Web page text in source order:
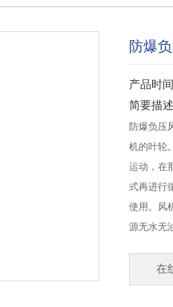
防爆
产品时
简要描述
防爆负压
机的叶轮
运动，在
式再进行
使用。风
源无水无
在